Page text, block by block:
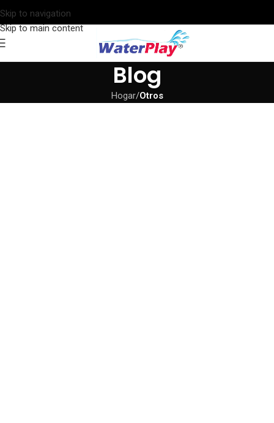
Skip to navigation
Skip to main content
Blog
Hogar/Otros